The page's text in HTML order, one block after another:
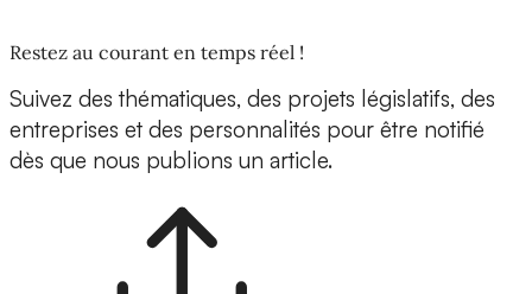
Restez au courant en temps réel !
Suivez des thématiques, des projets législatifs, des
entreprises et des personnalités pour être notifié
dès que nous publions un article.